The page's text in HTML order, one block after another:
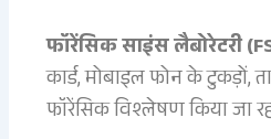
फॉरेंसिक साइंस लैबोरेटरी
कार्ड, मोबाइल फोन के टुकड़ों,
फॉरेंसिक विश्लेषण किया जा